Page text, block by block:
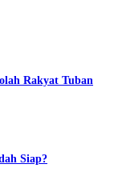
Rakyat Tuban
Siap?